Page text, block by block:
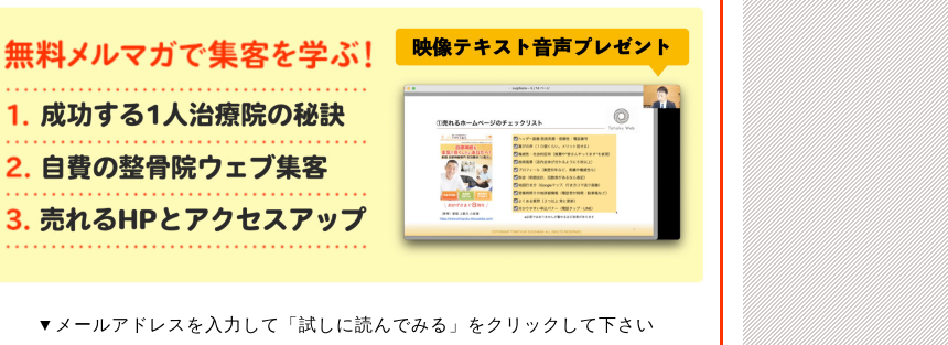
▼メールアドレスを入力して「試しに読んでみる」をクリックして下さい